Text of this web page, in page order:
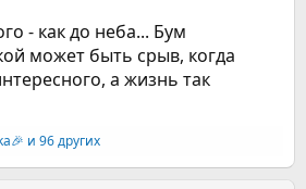
- как до неба... Бум
может быть срыв, когда
а жизнь так
и 96 других